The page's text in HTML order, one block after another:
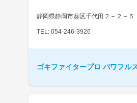
静岡県静岡市葵区千代田２－２－５
TEL: 054-246-3926
ゴキファイタープロ パワフル